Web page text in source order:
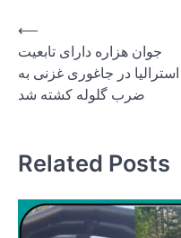
Post
navigation
⟵
جوان هزاره دارای تابعیت
استرالیا در جاغوری غزنی به
ضرب گلوله کشته شد
Related Posts